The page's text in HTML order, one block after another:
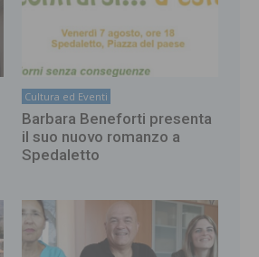
Cultura ed Eventi
Barbara Beneforti presenta
il suo nuovo romanzo a
Spedaletto